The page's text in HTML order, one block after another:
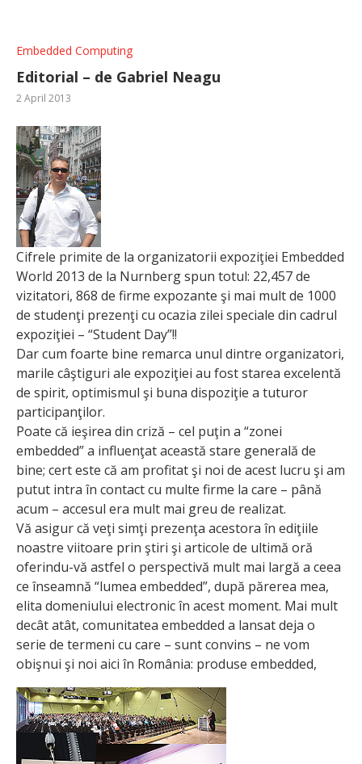
Embedded Computing
Editorial – de Gabriel Neagu
2 April 2013
Cifrele primite de la organizatorii expoziţiei Embedded
World 2013 de la Nurnberg spun totul: 22,457 de
vizitatori, 868 de firme expozante şi mai mult de 1000
de studenţi prezenţi cu ocazia zilei speciale din cadrul
expoziţiei – “Student Day”!!
Dar cum foarte bine remarca unul dintre organizatori,
marile câştiguri ale expoziţiei au fost starea excelentă
de spirit, optimismul şi buna dispoziţie a tuturor
participanţilor.
Poate că ieşirea din criză – cel puţin a “zonei
embedded” a influenţat această stare generală de
bine; cert este că am profitat şi noi de acest lucru şi am
putut intra în contact cu multe firme la care – până
acum – accesul era mult mai greu de realizat.
Vă asigur că veţi simţi prezenţa acestora în ediţiile
noastre viitoare prin ştiri şi articole de ultimă oră
oferindu-vă astfel o perspectivă mult mai largă a ceea
ce înseamnă “lumea embedded”, după părerea mea,
elita domeniului electronic în acest moment. Mai mult
decât atât, comunitatea embedded a lansat deja o
serie de termeni cu care – sunt convins – ne vom
obişnui şi noi aici în România: produse embedded,